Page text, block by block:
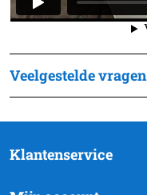
Veelgestelde vragen
Klantenservice